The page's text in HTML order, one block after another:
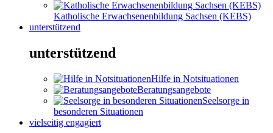
Katholische Erwachsenenbildung Sachsen (KEBS)
unterstützend
unterstützend
Hilfe in Notsituationen
Beratungsangebote
Seelsorge in
besonderen Situationen
vielseitig engagiert